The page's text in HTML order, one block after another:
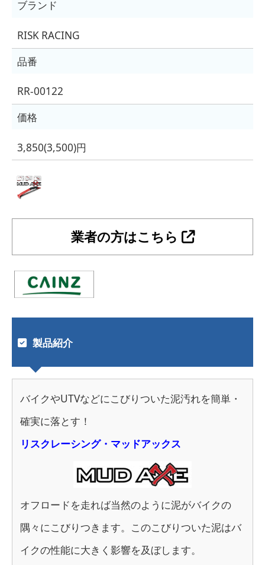
ブランド
RISK RACING
品番
RR-00122
価格
3,850(3,500)円
業者の方はこちら
製品紹介
バイクやUTVなどにこびりついた泥汚れを簡単・
確実に落とす！
リスクレーシング・マッドアックス
オフロードを走れば当然のように泥がバイクの
隅々にこびりつきます。このこびりついた泥はバ
イクの性能に大きく影響を及ぼします。